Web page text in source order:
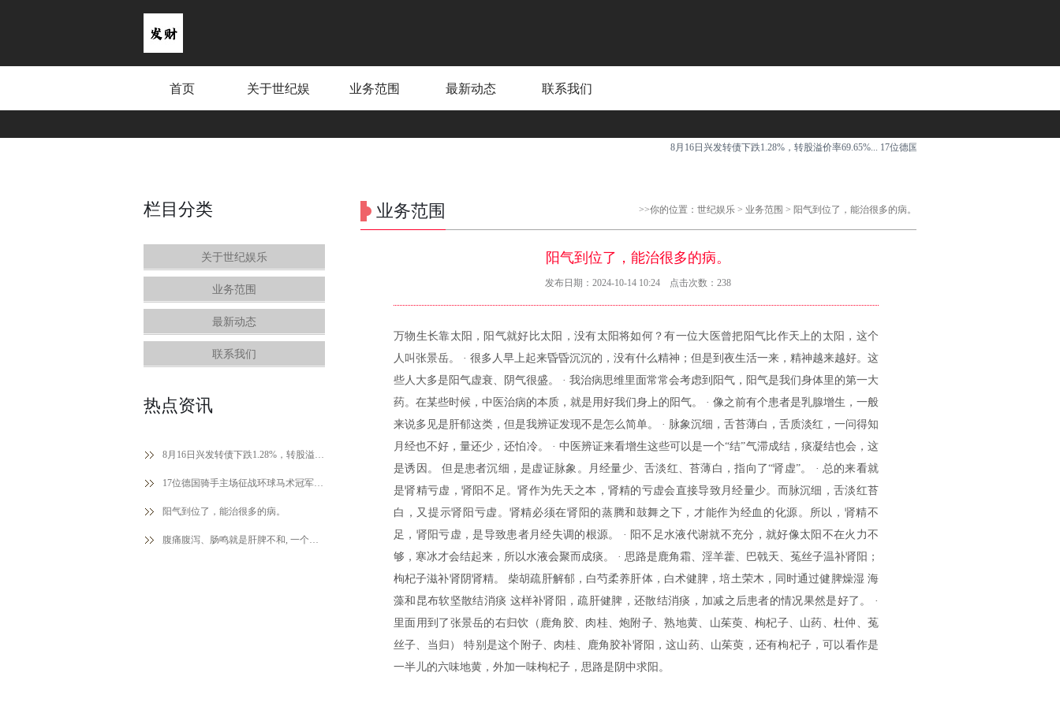
首页 关于世纪娱 业务范围 最新动态 联系我们
8月16日兴发转债下跌1.28%，转股溢价率69.65%... 17位德国骑手主场征战环球马术冠军赛里森贝
栏目分类
关于世纪娱乐
业务范围
最新动态
联系我们
热点资讯
8月16日兴发转债下跌1.28%，转股溢价率69.65%
17位德国骑手主场征战环球马术冠军赛里森贝克站
阳气到位了，能治很多的病。
腹痛腹泻、肠鸣就是肝脾不和, 一个中成药, 肝脾同调, 效果就是好
业务范围 >>你的位置： 世纪娱乐 > 业务范围 > 阳气到位了，能治很多的病。
阳气到位了，能治很多的病。
发布日期：2024-10-14 10:24 点击次数：238
万物生长靠太阳，阳气就好比太阳，没有太阳将如何？有一位大医曾把阳气比作天上的太阳，这个
人叫张景岳。 · 很多人早上起来昏昏沉沉的，没有什么精神；但是到夜生活一来，精神越来越好。这
些人大多是阳气虚衰、阴气很盛。 · 我治病思维里面常常会考虑到阳气，阳气是我们身体里的第一大
药。在某些时候，中医治病的本质，就是用好我们身上的阳气。 · 像之前有个患者是乳腺增生，一般
来说多见是肝郁这类，但是我辨证发现不是怎么简单。 · 脉象沉细，舌苔薄白，舌质淡红，一问得知
月经也不好，量还少，还怕冷。 · 中医辨证来看增生这些可以是一个“结”气滞成结，痰凝结也会，这
是诱因。 但是患者沉细，是虚证脉象。月经量少、舌淡红、苔薄白，指向了“肾虚”。 · 总的来看就
是肾精亏虚，肾阳不足。肾作为先天之本，肾精的亏虚会直接导致月经量少。而脉沉细，舌淡红苔
白，又提示肾阳亏虚。肾精必须在肾阳的蒸腾和鼓舞之下，才能作为经血的化源。所以，肾精不
足，肾阳亏虚，是导致患者月经失调的根源。 · 阳不足水液代谢就不充分，就好像太阳不在火力不
够，寒冰才会结起来，所以水液会聚而成痰。 · 思路是鹿角霜、淫羊藿、巴戟天、菟丝子温补肾阳；
枸杞子滋补肾阴肾精。 柴胡疏肝解郁，白芍柔养肝体，白术健脾，培土荣木，同时通过健脾燥湿 海
藻和昆布软坚散结消痰 这样补肾阳，疏肝健脾，还散结消痰，加减之后患者的情况果然是好了。 ·
里面用到了张景岳的右归饮（鹿角胶、肉桂、炮附子、熟地黄、山茱萸、枸杞子、山药、杜仲、菟
丝子、当归） 特别是这个附子、肉桂、鹿角胶补肾阳，这山药、山茱萸，还有枸杞子，可以看作是
一半儿的六味地黄，外加一味枸杞子，思路是阴中求阳。